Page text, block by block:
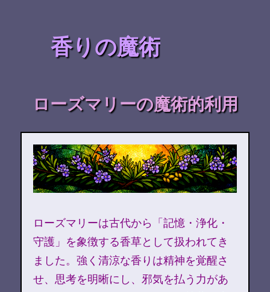
香りの魔術
ローズマリーの魔術的利用
ローズマリーは古代から「記憶・浄化・
守護」を象徴する香草として扱われてき
ました。強く清涼な香りは精神を覚醒さ
せ、思考を明晰にし、邪気を払う力があ